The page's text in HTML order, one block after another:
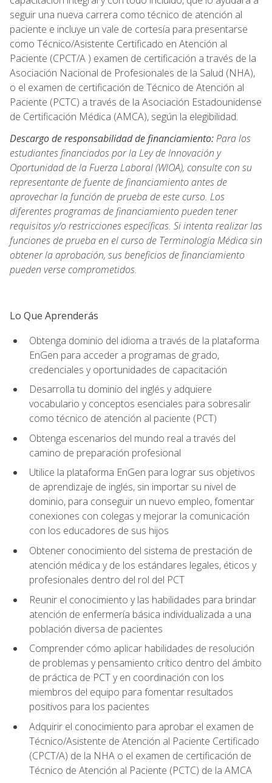
seguir una nueva carrera como técnico de atención al
paciente e incluye un vale de cortesía para presentarse
como Técnico/Asistente Certificado en Atención al
Paciente (CPCT/A ) examen de certificación a través de la
Asociación Nacional de Profesionales de la Salud (NHA),
o el examen de certificación de Técnico de Atención al
Paciente (PCTC) a través de la Asociación Estadounidense
de Certificación Médica (AMCA), según la elegibilidad.
Descargo de responsabilidad de financiamiento:Para los
estudiantes financiados por la Ley de Innovación y
Oportunidad de la Fuerza Laboral (WIOA), consulte con su
representante de fuente de financiamiento antes de
aprovechar la función de prueba de este curso. Los
diferentes programas de financiamiento pueden tener
requisitos y/o restricciones específicas. Si intenta realizar las
funciones de prueba en el curso de Terminología Médica sin
obtener la aprobación, sus beneficios de financiamiento
pueden verse comprometidos.
Lo Que Aprenderás
Obtenga dominio del idioma a través de la plataforma
EnGen para acceder a programas de grado,
credenciales y oportunidades de capacitación
Desarrolla tu dominio del inglés y adquiere
vocabulario y conceptos esenciales para sobresalir
como técnico de atención al paciente (PCT)
Obtenga escenarios del mundo real a través del
camino de preparación profesional
Utilice la plataforma EnGen para lograr sus objetivos
de aprendizaje de inglés, sin importar su nivel de
dominio, para conseguir un nuevo empleo, fomentar
conexiones con colegas y mejorar la comunicación
con los educadores de sus hijos
Obtener conocimiento del sistema de prestación de
atención médica y de los estándares legales, éticos y
profesionales dentro del rol del PCT
Reunir el conocimiento y las habilidades para brindar
atención de enfermería básica individualizada a una
población diversa de pacientes
Comprender cómo aplicar habilidades de resolución
de problemas y pensamiento crítico dentro del ámbito
de práctica de PCT y en coordinación con los
miembros del equipo para fomentar resultados
positivos para los pacientes
Adquirir el conocimiento para aprobar el examen de
Técnico/Asistente de Atención al Paciente Certificado
(CPCT/A) de la NHA o el examen de certificación de
Técnico de Atención al Paciente (PCTC) de la AMCA